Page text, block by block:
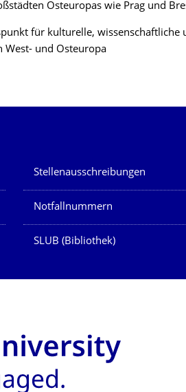
Osteuropas wie Prag und
für kulturelle, wissenschaftliche
West- und Osteuropa
Stellenausschreibungen
Notfallnummern
SLUB (Bibliothek)